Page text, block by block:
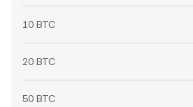
10 BTC
20 BTC
50 BTC